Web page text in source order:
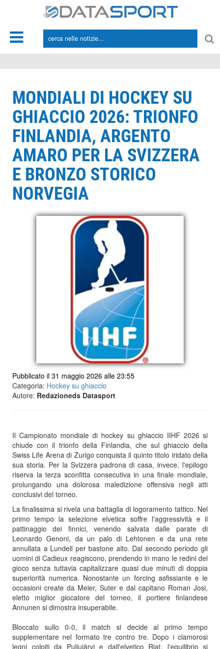
MONDIALI DI HOCKEY SU
GHIACCIO 2026: TRIONFO
FINLANDIA, ARGENTO
AMARO PER LA SVIZZERA
E BRONZO STORICO
NORVEGIA
Pubblicato il 31 maggio 2026 alle 23:55
Categoria: Hockey su ghiaccio
Autore: Redazioneds Datasport
Il Campionato mondiale di hockey su ghiaccio IIHF 2026 si
chiude con il trionfo della Finlandia, che sul ghiaccio della
Swiss Life Arena di Zurigo conquista il quinto titolo iridato della
sua storia. Per la Svizzera padrona di casa, invece, l'epilogo
riserva la terza sconfitta consecutiva in una finale mondiale,
prolungando una dolorosa maledizione offensiva negli atti
conclusivi del torneo.
La finalissima si rivela una battaglia di logoramento tattico. Nel
primo tempo la selezione elvetica soffre l'aggressività e il
pattinaggio dei finnici, venendo salvata dalle parate di
Leonardo Genoni, da un palo di Lehtonen e da una rete
annullata a Lundell per bastone alto. Dal secondo periodo gli
uomini di Cadieux reagiscono, prendendo in mano le redini del
gioco senza tuttavia capitalizzare quasi due minuti di doppia
superiorità numerica. Nonostante un forcing asfissiante e le
occasioni create da Meier, Suter e dal capitano Roman Josi,
eletto miglior giocatore del torneo, il portiere finlandese
Annunen si dimostra insuperabile.
Bloccato sullo 0-0, il match si decide al primo tempo
supplementare nel formato tre contro tre. Dopo i clamorosi
legni colpiti da Puljujärvi e dall'elvetico Riat, l'equilibrio si